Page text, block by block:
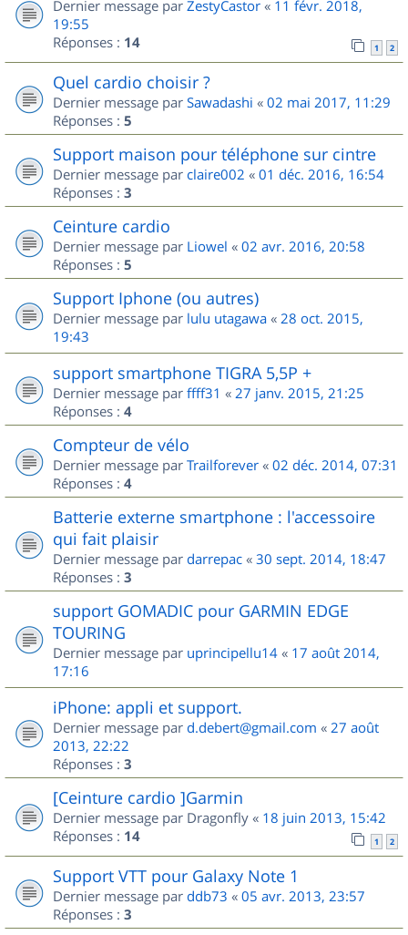
Dernier message par ZestyCastor « 11 févr. 2018,
19:55
Réponses : 14 1 2
Quel cardio choisir ?
Dernier message par Sawadashi « 02 mai 2017, 11:29
Réponses : 5
Support maison pour téléphone sur cintre
Dernier message par claire002 « 01 déc. 2016, 16:54
Réponses : 3
Ceinture cardio
Dernier message par Liowel « 02 avr. 2016, 20:58
Réponses : 5
Support Iphone (ou autres)
Dernier message par lulu utagawa « 28 oct. 2015,
19:43
support smartphone TIGRA 5,5P +
Dernier message par ffff31 « 27 janv. 2015, 21:25
Réponses : 4
Compteur de vélo
Dernier message par Trailforever « 02 déc. 2014, 07:31
Réponses : 4
Batterie externe smartphone : l'accessoire
qui fait plaisir
Dernier message par darrepac « 30 sept. 2014, 18:47
Réponses : 3
support GOMADIC pour GARMIN EDGE
TOURING
Dernier message par uprincipellu14 « 17 août 2014,
17:16
iPhone: appli et support.
Dernier message par d.debert@gmail.com « 27 août
2013, 22:22
Réponses : 3
[Ceinture cardio ]Garmin
Dernier message par Dragonfly « 18 juin 2013, 15:42
Réponses : 14 1 2
Support VTT pour Galaxy Note 1
Dernier message par ddb73 « 05 avr. 2013, 23:57
Réponses : 3